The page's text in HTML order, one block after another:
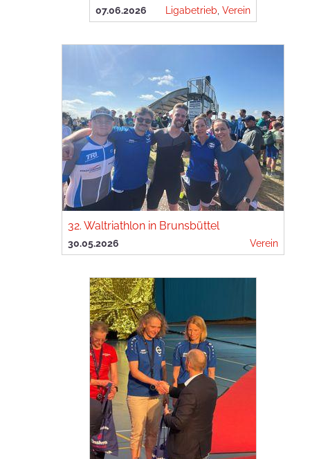
07.06.2026 Ligabetrieb Verein
32. Waltriathlon in Brunsbüttel
30.05.2026 Verein